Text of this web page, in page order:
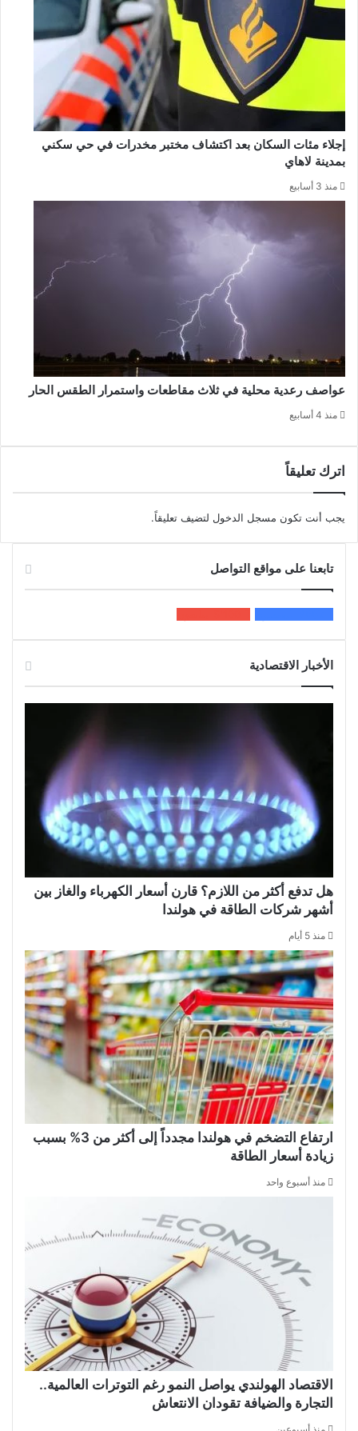
إجلاء مئات السكان بعد اكتشاف مختبر مخدرات في حي سكني
بمدينة لاهاي
منذ 3 أسابيع
عواصف رعدية محلية في ثلاث مقاطعات واستمرار الطقس الحار
منذ 4 أسابيع
اترك تعليقاً
يجب أنت تكون مسجل الدخول لتضيف تعليقاً.
تابعنا على مواقع التواصل
الأخبار الاقتصادية
هل تدفع أكثر من اللازم؟ قارن أسعار الكهرباء والغاز بين
أشهر شركات الطاقة في هولندا
منذ 5 أيام
ارتفاع التضخم في هولندا مجدداً إلى أكثر من 3% بسبب
زيادة أسعار الطاقة
منذ أسبوع واحد
الاقتصاد الهولندي يواصل النمو رغم التوترات العالمية..
التجارة والضيافة تقودان الانتعاش